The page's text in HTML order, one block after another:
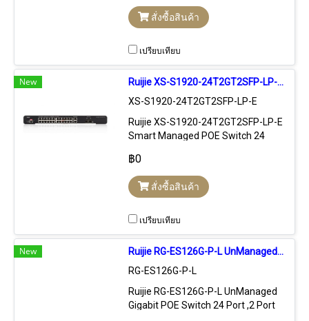
by Ruijie Cloud Free License
Lifetimeสั่งซื้อสินค้า
เปรียบเทียบ
New
Ruijie XS-S1920-24T2GT2SFP-LP-E Smart Managed POE Switch 24 Port 185W
XS-S1920-24T2GT2SFP-LP-E
Ruijie XS-S1920-24T2GT2SFP-LP-E
Smart Managed POE Switch 24
Port 185W Managed และ Monitor
by Ruijie Cloud Free License
Lifetime
฿0
สั่งซื้อสินค้า
เปรียบเทียบ
New
Ruijie RG-ES126G-P-L UnManaged Gigabit POE Switch 24 Port ,2 SFP POE 370W
RG-ES126G-P-L
Ruijie RG-ES126G-P-L UnManaged
Gigabit POE Switch 24 Port ,2 Port